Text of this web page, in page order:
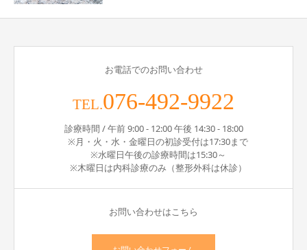
お電話でのお問い合わせ
TEL.076-492-9922
診療時間 / 午前 9:00 - 12:00 午後 14:30 - 18:00
※月・火・水・金曜日の初診受付は17:30まで
※水曜日午後の診療時間は15:30～
※木曜日は内科診療のみ（整形外科は休診）
お問い合わせはこちら